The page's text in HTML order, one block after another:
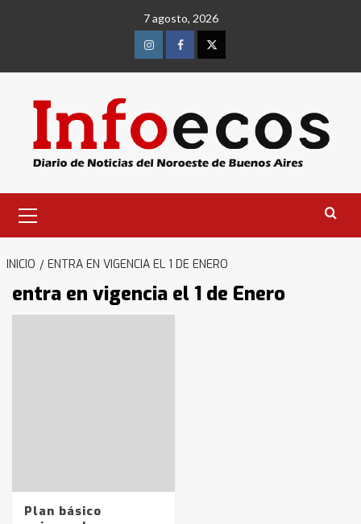
7 agosto, 2026
InstagramFacebookTwitter
primario
INICIO ENTRA EN VIGENCIA EL 1 DE ENERO
entra en vigencia el 1 de Enero
Plan básico
4